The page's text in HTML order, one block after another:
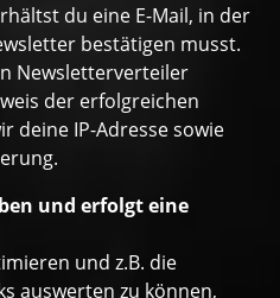
du eine E-Mail, in der
bestätigen musst.
Newsletterverteiler
der erfolgreichen
deine IP-Adresse sowie
und erfolgt eine
und z.B. die
auswerten zu können,